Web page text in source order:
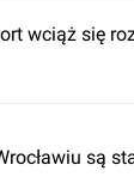
wciąż się
są